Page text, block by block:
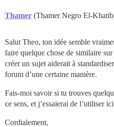
Thamer (Thamer Negro El-
Salut Theo, ton idée semble
faire quelque chose de similaire
créer un sujet aiderait à
forum d’une certaine manière.
Fais-moi savoir si tu trouves
ce sens, et j’essaierai de l’utiliser
Cordialement,